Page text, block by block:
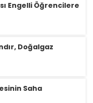
Engelli Öğrencilere
Doğalgaz
Saha